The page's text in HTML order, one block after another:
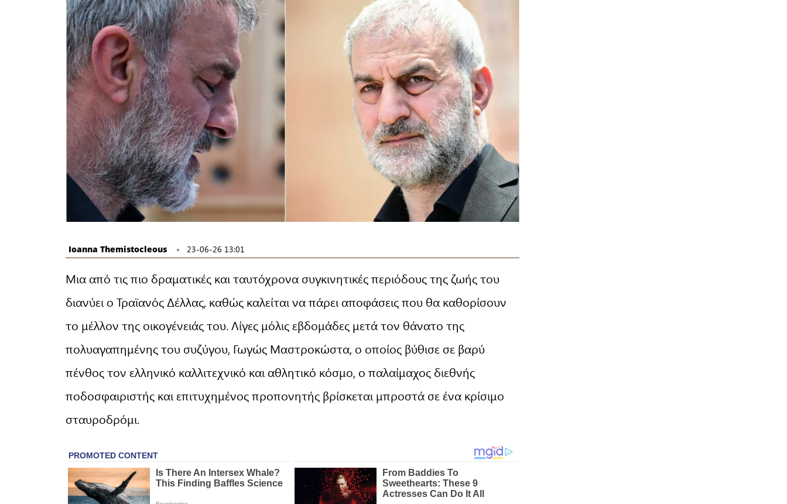
Ioanna Themistocleous 23-06-26 13:01
Μια από τις πιο δραματικές και ταυτόχρονα συγκινητικές περιόδους της ζωής του
διανύει ο Τραϊανός Δέλλας, καθώς καλείται να πάρει αποφάσεις που θα καθορίσουν
το μέλλον της οικογένειάς του. Λίγες μόλις εβδομάδες μετά τον θάνατο της
πολυαγαπημένης του συζύγου, Γωγώς Μαστροκώστα, ο οποίος βύθισε σε βαρύ
πένθος τον ελληνικό καλλιτεχνικό και αθλητικό κόσμο, ο παλαίμαχος διεθνής
ποδοσφαιριστής και επιτυχημένος προπονητής βρίσκεται μπροστά σε ένα κρίσιμο
σταυροδρόμι.